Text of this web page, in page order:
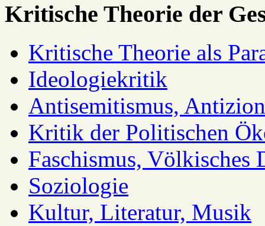
Kritische Theorie der
Kritische Theorie als
Ideologiekritik
Antisemitismus,
Kritik der Politischen
Faschismus, Völkisches
Soziologie
Kultur, Literatur, Musik